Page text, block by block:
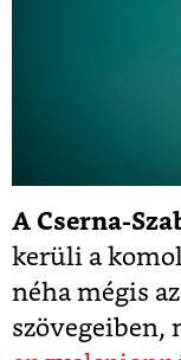
A Cserna-
kerüli a
néha mégis
szövegeiben,